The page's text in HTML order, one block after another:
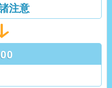
注意